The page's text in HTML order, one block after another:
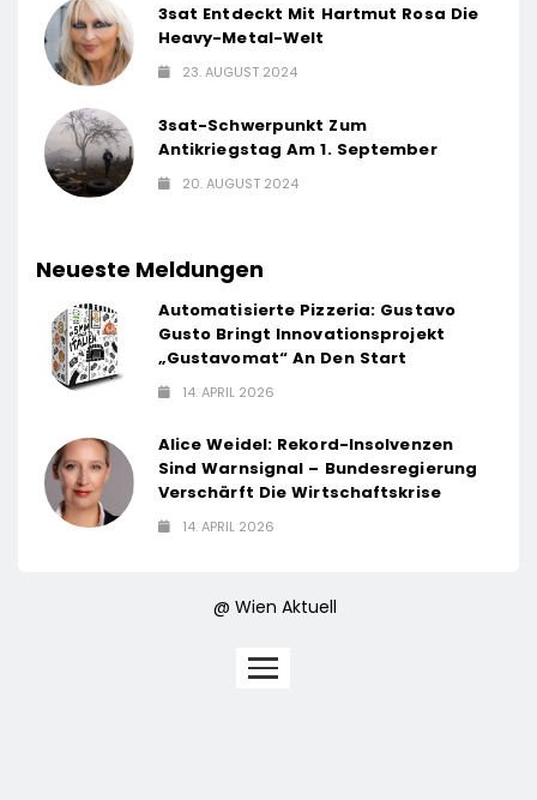
3sat Entdeckt Mit Hartmut Rosa Die
Heavy-Metal-Welt
23. AUGUST 2024
3sat-Schwerpunkt Zum
Antikriegstag Am 1. September
20. AUGUST 2024
Neueste Meldungen
Automatisierte Pizzeria: Gustavo
Gusto Bringt Innovationsprojekt
„Gustavomat“ An Den Start
14. APRIL 2026
Alice Weidel: Rekord-Insolvenzen
Sind Warnsignal – Bundesregierung
Verschärft Die Wirtschaftskrise
14. APRIL 2026
@ Wien Aktuell